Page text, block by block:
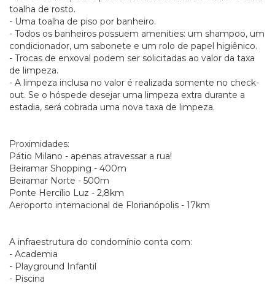
toalha de rosto.
- Uma toalha de piso por banheiro.
- Todos os banheiros possuem amenities: um shampoo, um
condicionador, um sabonete e um rolo de papel higiênico.
- Trocas de enxoval podem ser solicitadas ao valor da taxa
de limpeza.
- A limpeza inclusa no valor é realizada somente no check-
out. Se o hóspede desejar uma limpeza extra durante a
estadia, será cobrada uma nova taxa de limpeza.
Proximidades:
Pátio Milano - apenas atravessar a rua!
Beiramar Shopping - 400m
Beiramar Norte - 500m
Ponte Hercílio Luz - 2,8km
Aeroporto internacional de Florianópolis - 17km
A infraestrutura do condomínio conta com:
- Academia
- Playground Infantil
- Piscina